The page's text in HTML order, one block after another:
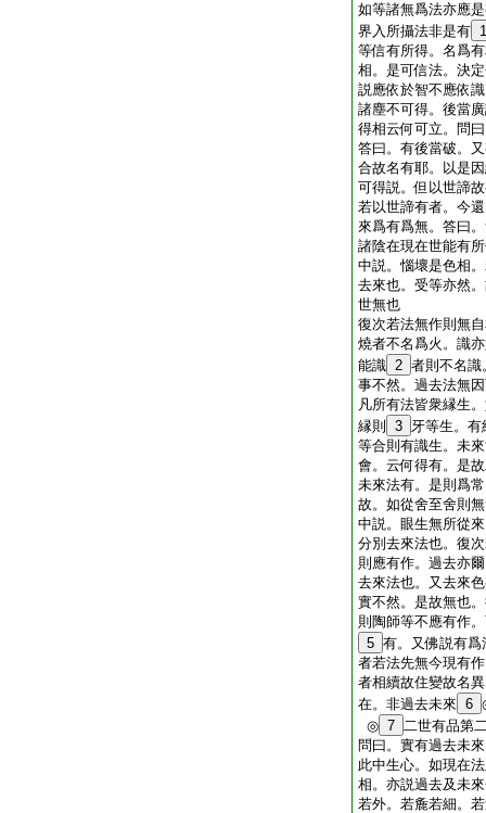
如等諸無爲法亦應
界入所攝法非是有 1
等信有所得。名爲
相。是可信法。決
説應依於智不應依
諸塵不可得。後當
得相云何可立。問
答曰。有後當破。
合故名有耶。以是
可得説。但以世諦
若以世諦有者。今
來爲有爲無。答曰
諸陰在現在世能有
中説。惱壞是色相
去來也。受等亦然
世無也
復次若法無作則無
燒者不名爲火。識
能識 2 者則不名識
事不然。過去法無
凡所有法皆衆縁生
縁則
3 牙等生。有
等合則有識生。未
會。云何得有。是
未來法有。是則爲
故。如從舍至舍則
中説。眼生無所從
分別去來法也。復
則應有作。過去亦
去來法也。又去來
實不然。是故無也
則陶師等不應有作
5 有。又佛説有
者若法先無今現有
者相續故住變故名
在。非過去未來 6
◎ 7 二世有品第
問曰。實有過去未
此中生心。如現在
相。亦説過去及未
若外。若麁若細。